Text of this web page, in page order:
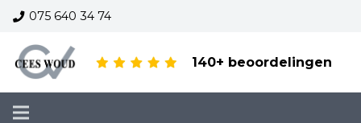
075 640 34 74
140+ beoordelingen